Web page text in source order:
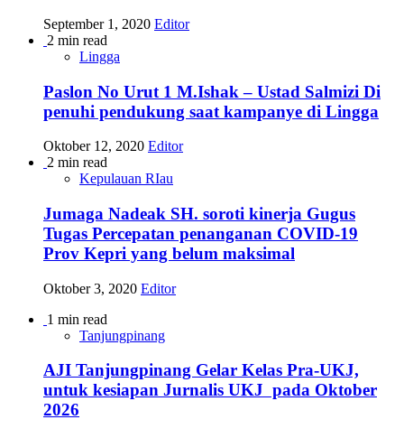
September 1, 2020 Editor
2 min read
Lingga
Paslon No Urut 1 M.Ishak – Ustad Salmizi Di
penuhi pendukung saat kampanye di Lingga
Oktober 12, 2020 Editor
2 min read
Kepulauan RIau
Jumaga Nadeak SH. soroti kinerja Gugus
Tugas Percepatan penanganan COVID-19
Prov Kepri yang belum maksimal
Oktober 3, 2020 Editor
1 min read
Tanjungpinang
AJI Tanjungpinang Gelar Kelas Pra-UKJ,
untuk kesiapan Jurnalis UKJ pada Oktober
2026